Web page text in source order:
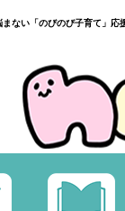
まない「のびのび子育て」